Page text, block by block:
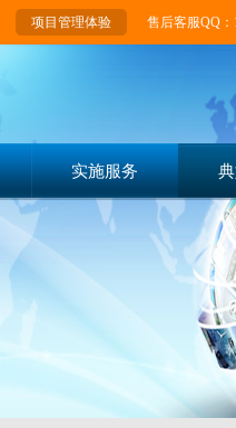
项目管理体验 售后客服QQ：
实施服务